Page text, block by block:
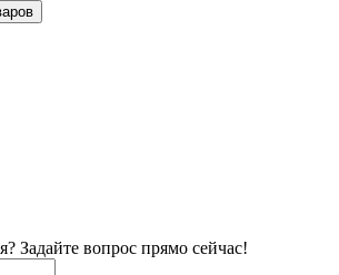
Задайте вопрос прямо сейчас!